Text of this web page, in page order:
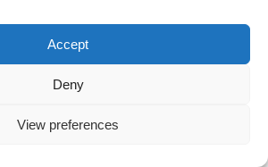
Accept
Deny
View preferences
Community of St John of
Rila in London
number: 1199201
православна църква “Св. Йоан Рилски”